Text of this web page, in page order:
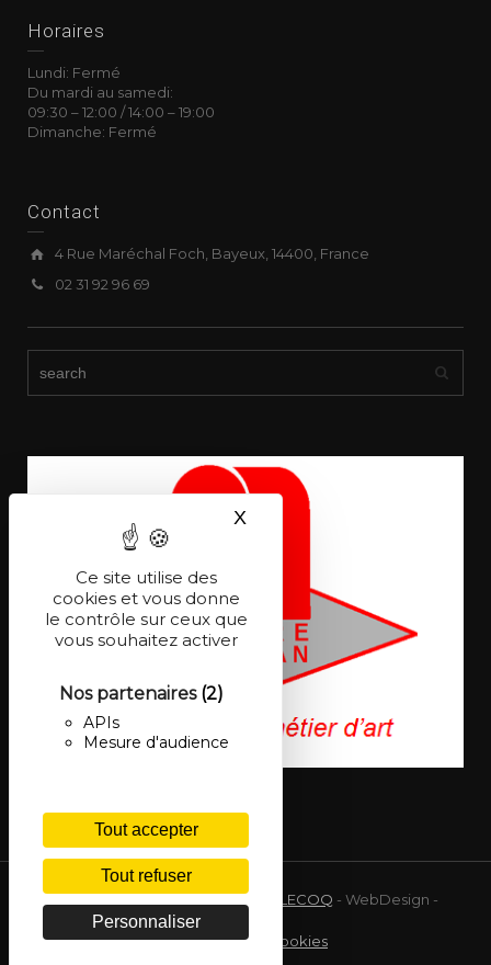
Ce site utilise des
cookies et vous donne
le contrôle sur ceux que
vous souhaitez activer
Nos partenaires (2)
APIs
Mesure d'audience
Tout accepter
Tout refuser
Personnaliser
X
Horaires
Lundi: Fermé
Du mardi au samedi:
09:30 –12:00 /14:00 –19:00
Dimanche: Fermé
Contact
4 Rue Maréchal Foch, Bayeux, 14400, France
02 31 92 96 69
© 2026 Site réalisé parFrédéric LECOQ - WebDesign -
Partenaire deNetactivity
Mentions légales
Gestion des cookies